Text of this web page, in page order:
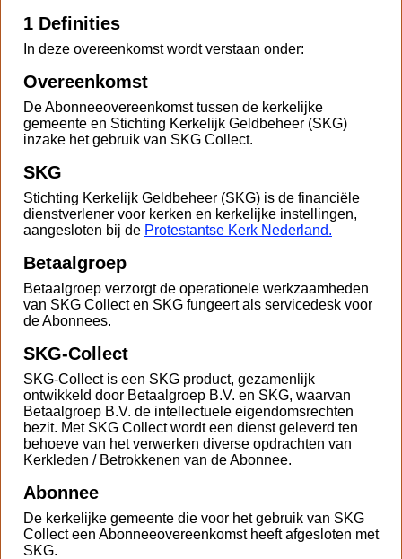
1 Definities
In deze overeenkomst wordt verstaan onder:
Overeenkomst
De Abonneeovereenkomst tussen de kerkelijke
gemeente en Stichting Kerkelijk Geldbeheer (SKG)
inzake het gebruik van SKG Collect.
SKG
Stichting Kerkelijk Geldbeheer (SKG) is de financiële
dienstverlener voor kerken en kerkelijke instellingen,
aangesloten bij de Protestantse Kerk Nederland.
Betaalgroep
Betaalgroep verzorgt de operationele werkzaamheden
van SKG Collect en SKG fungeert als servicedesk voor
de Abonnees.
SKG-Collect
SKG-Collect is een SKG product, gezamenlijk
ontwikkeld door Betaalgroep B.V. en SKG, waarvan
Betaalgroep B.V. de intellectuele eigendomsrechten
bezit. Met SKG Collect wordt een dienst geleverd ten
behoeve van het verwerken diverse opdrachten van
Kerkleden / Betrokkenen van de Abonnee.
Abonnee
De kerkelijke gemeente die voor het gebruik van SKG
Collect een Abonneeovereenkomst heeft afgesloten met
SKG.